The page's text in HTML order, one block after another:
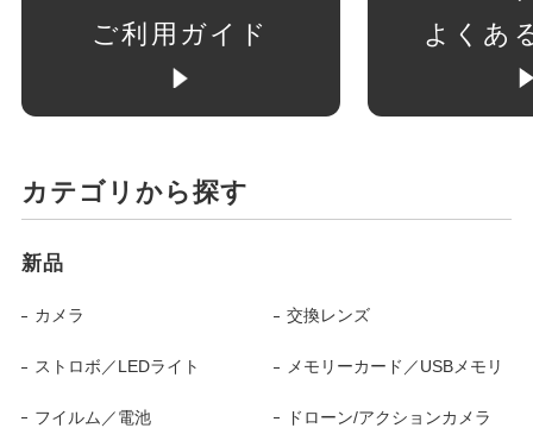
ご利用ガイド よくあ
カテゴリから探す
新品
カメラ 交換レンズ
ストロボ／LEDライト メモリーカード／USBメモリ
フイルム／電池 ドローン/アクションカメラ